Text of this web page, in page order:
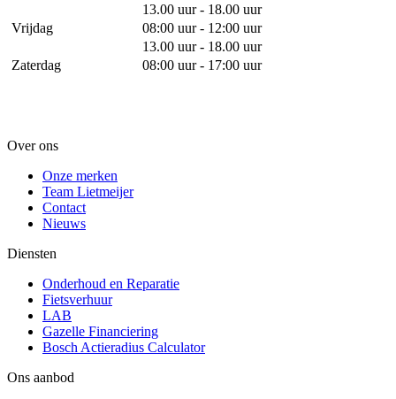
13.00 uur - 18.00 uur
Vrijdag
08:00 uur - 12:00 uur
13.00 uur - 18.00 uur
Zaterdag
08:00 uur - 17:00 uur
Over ons
Onze merken
Team Lietmeijer
Contact
Nieuws
Diensten
Onderhoud en Reparatie
Fietsverhuur
LAB
Gazelle Financiering
Bosch Actieradius Calculator
Ons aanbod